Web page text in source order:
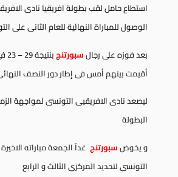
استطاع حامل لقب بطولة افريقيا نادى
الوصول للمباراة النهائية للعام الثانى على
بعد فوزه على رجالسبورتنج
أقيمت بينهم أمس فى إطار دور النصف
ليصعد نادى الافريقيى التونسى لمواجهة
البطولة
و يخوضسبورتنج غداً الجمعة مباراته
التونسى لتحديد المركزى الثالث و الرابع